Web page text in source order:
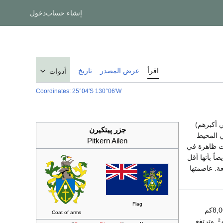
إنشاء حسابدخول
اقرأ عرض المصدر تاريخ أدوات
Coordinates: 25°04′S 130°06′W
جزر پيتكيرن
Pitkern Ailen
Flag
Coat of arms
أكبرهم)
المحيط
ظاهرة في
بأنها أقل
الجنوبي وهي تقع جنوب مدار الجدي، نحو 8,000كم
. وتشتهر بتكيرن كموقع لمتمردي سفينة البحرية البريطانية باونتي. وهي تغطي نحو 5كم². وترتفع